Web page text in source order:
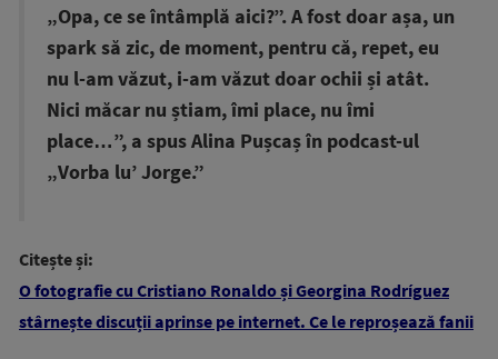
„Opa, ce se întâmplă aici?”. A fost doar așa, un
spark să zic, de moment, pentru că, repet, eu
nu l-am văzut, i-am văzut doar ochii și atât.
Nici măcar nu știam, îmi place, nu îmi
place…”, a spus Alina Pușcaș în podcast-ul
„Vorba lu’ Jorge.”
Citește și:
O fotografie cu Cristiano Ronaldo și Georgina Rodríguez
stârnește discuții aprinse pe internet. Ce le reproșează fanii